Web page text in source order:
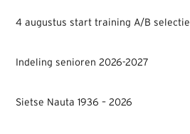
4 augustus start training A/B selectie
Indeling senioren 2026-2027
Sietse Nauta 1936 – 2026